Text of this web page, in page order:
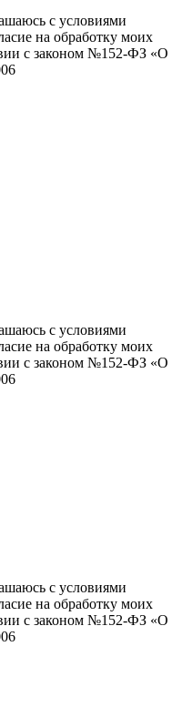
с условиями
на обработку моих
с законом №152-ФЗ «О
с условиями
на обработку моих
с законом №152-ФЗ «О
с условиями
на обработку моих
с законом №152-ФЗ «О